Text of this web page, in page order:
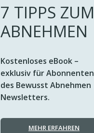
7 TIPPS ZUM
ABNEHMEN
Kostenloses eBook –
exklusiv für Abonnenten
des Bewusst Abnehmen
Newsletters.
MEHR ERFAHREN